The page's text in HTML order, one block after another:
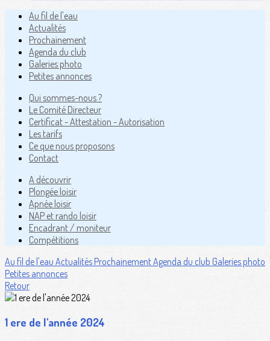
Au fil de l'eau
Actualités
Prochainement
Agenda du club
Galeries photo
Petites annonces
Qui sommes-nous ?
Le Comité Directeur
Certificat - Attestation - Autorisation
Les tarifs
Ce que nous proposons
Contact
A découvrir
Plongée loisir
Apnée loisir
NAP et rando loisir
Encadrant / moniteur
Compétitions
Au fil de l'eau Actualités ProchainementAgenda du club Galeries photo
Petites annonces
Retour
1 ere de l'année 2024